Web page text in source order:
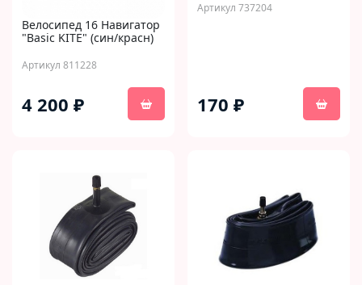
Велосипед 16 Навигатор
"Basic KITE" (син/красн)
Артикул 811228
4 200 ₽
Артикул 737204
170 ₽